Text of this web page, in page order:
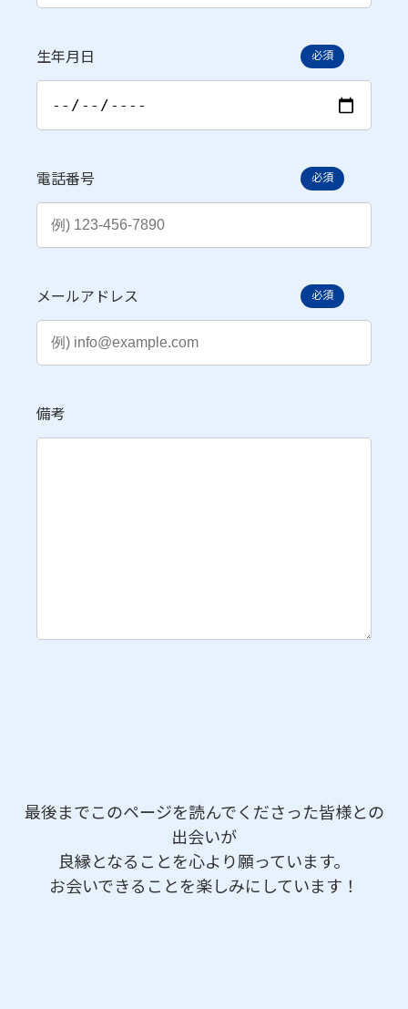
生年月日 必須
電話番号 必須
メールアドレス 必須
備考
最後までこのページを読んでくださった皆様との
出会いが
良縁となることを心より願っています。
お会いできることを楽しみにしています！